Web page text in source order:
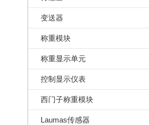
变送器
称重模块
称重显示单元
控制显示仪表
西门子称重模块
Laumas传感器